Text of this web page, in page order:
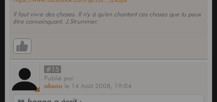
Il faut vivre des choses. Il n'y à qu'en chantant ces choses que tu peux
être convainquant. J.Strummer.
#15
Publié par
absou le 14 Août 2008, 19:04